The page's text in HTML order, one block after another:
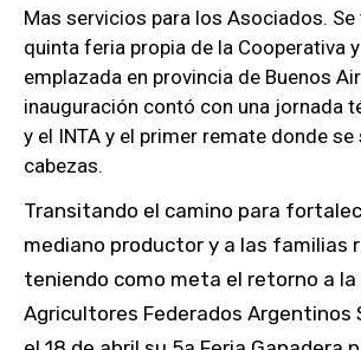
Mas servicios para los Asociados. Se
quinta feria propia de la Cooperativa
emplazada en provincia de Buenos
inauguración contó con una jornada
y el INTA y el primer remate donde
cabezas.
Transitando el camino para
mediano productor y a las familias
teniendo como meta el retorno a
Agricultores Federados Argentinos